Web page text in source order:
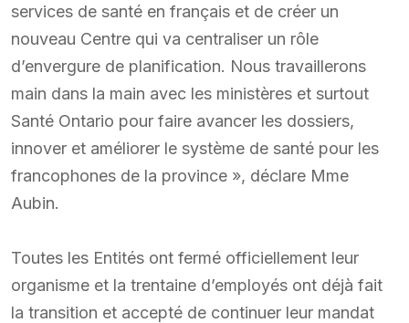
services de santé en français et de créer un
nouveau Centre qui va centraliser un rôle
d’envergure de planification. Nous travaillerons
main dans la main avec les ministères et surtout
Santé Ontario pour faire avancer les dossiers,
innover et améliorer le système de santé pour les
francophones de la province », déclare Mme
Aubin.
Toutes les Entités ont fermé officiellement leur
organisme et la trentaine d’employés ont déjà fait
la transition et accepté de continuer leur mandat